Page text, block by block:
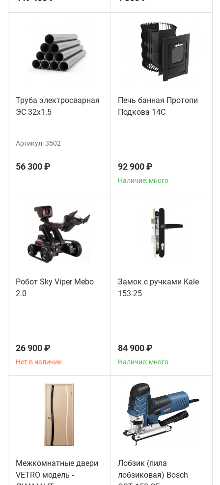
Труба электросварная
ЭС 32x1.5
Артикул:3502
56 300 ₽
Печь банная Протопи
Подкова 14С
92 900 ₽
Наличие: много
Робот Sky Viper Mebo
2.0
26 900 ₽
Нет в наличии
Замок с ручками Kale
153-25
84 900 ₽
Наличие: много
Межкомнатные двери
VETRO модель -
Лобзик (пила
лобзиковая) Bosch